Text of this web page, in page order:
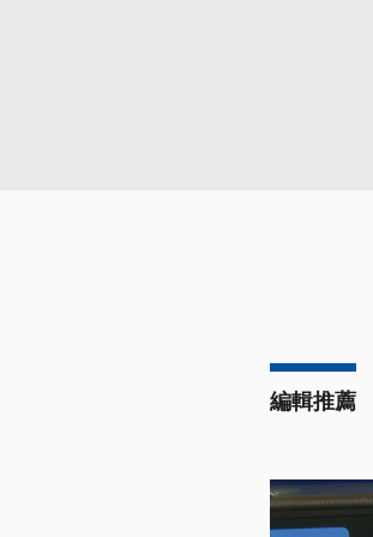
編輯推薦